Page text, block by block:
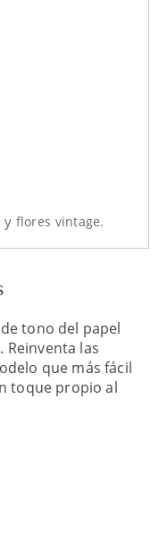
y flores vintage.
tono del papel
Reinventa las
que más fácil
toque propio al